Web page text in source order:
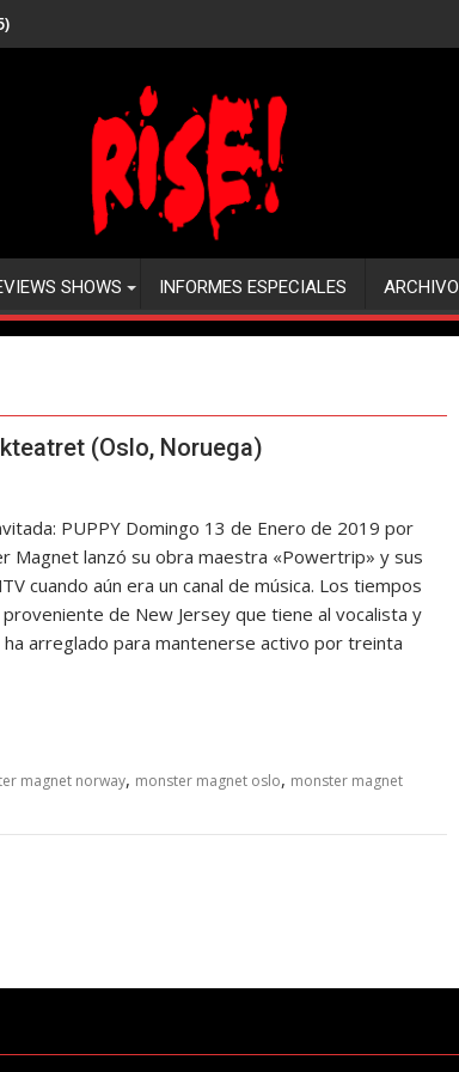
SHOWS INFORMES ESPECIALES ARCHIVO
(Oslo, Noruega)
PUPPY Domingo 13 de Enero de 2019 por
Magnet lanzó su obra maestra «Powertrip» y sus
cuando aún era un canal de música. Los tiempos
de New Jersey que tiene al vocalista y
arreglado para mantenerse activo por treinta
magnet norway, monster magnet oslo, monster magnet